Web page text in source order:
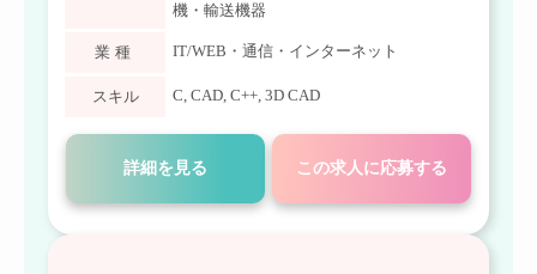
機・輸送機器
業種 IT/WEB・通信・インターネット
スキル C, CAD, C++, 3D CAD
詳細を見る この求人に応募する